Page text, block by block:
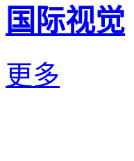
国际视觉
更多